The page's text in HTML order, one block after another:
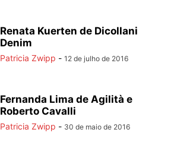
Renata Kuerten de Dicollani
Denim
Patricia Zwipp - 12 de julho de 2016
Fernanda Lima de Agilità e
Roberto Cavalli
Patricia Zwipp - 30 de maio de 2016